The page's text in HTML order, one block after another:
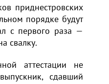
приднестровских
порядке будут
с первого раза —
свалку.
аттестации не
сдавший